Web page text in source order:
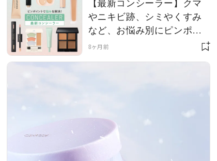
【最新コンシーラー】クマ
やニキビ跡、シミやくすみ
など、お悩み別にピンポイ
ントでアプローチ！
8ヶ月前